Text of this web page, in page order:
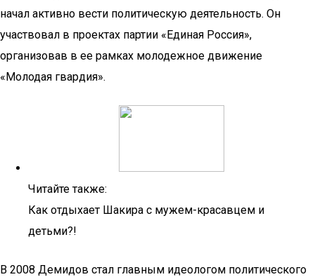
начал активно вести политическую деятельность. Он
участвовал в проектах партии «Единая Россия»,
организовав в ее рамках молодежное движение
«Молодая гвардия».
Читайте также:
Как отдыхает Шакира с мужем-красавцем и
детьми?!
В 2008 Демидов стал главным идеологом политического